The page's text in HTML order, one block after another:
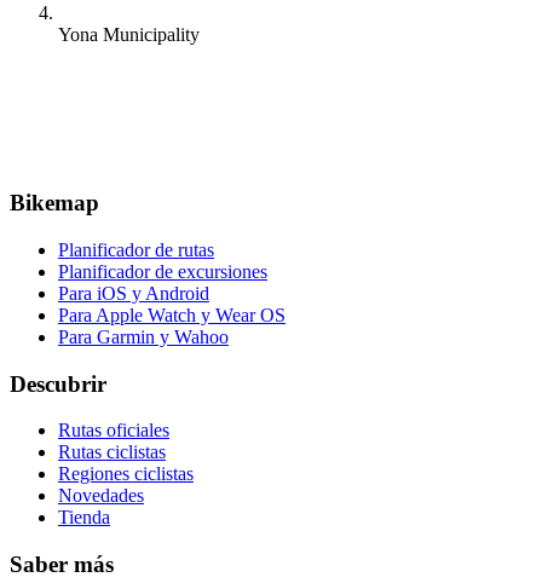
Yona Municipality
Bikemap
Planificador de rutas
Planificador de excursiones
Para iOS y Android
Para Apple Watch y Wear OS
Para Garmin y Wahoo
Descubrir
Rutas oficiales
Rutas ciclistas
Regiones ciclistas
Novedades
Tienda
Saber más